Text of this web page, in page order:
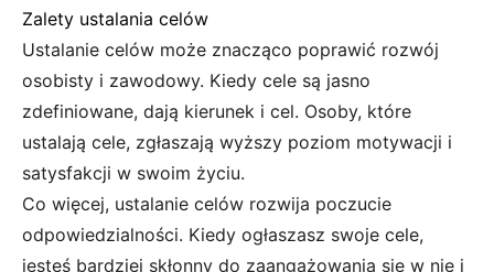
Zalety ustalania celów
Ustalanie celów może znacząco poprawić rozwój
osobisty i zawodowy. Kiedy cele są jasno
zdefiniowane, dają kierunek i cel. Osoby, które
ustalają cele, zgłaszają wyższy poziom motywacji i
satysfakcji w swoim życiu.
Co więcej, ustalanie celów rozwija poczucie
odpowiedzialności. Kiedy ogłaszasz swoje cele,
jesteś bardziej skłonny do zaangażowania się w nie i